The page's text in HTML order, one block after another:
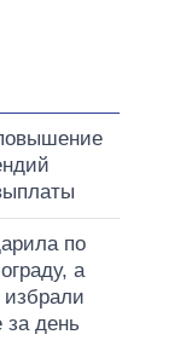
по
а
за день